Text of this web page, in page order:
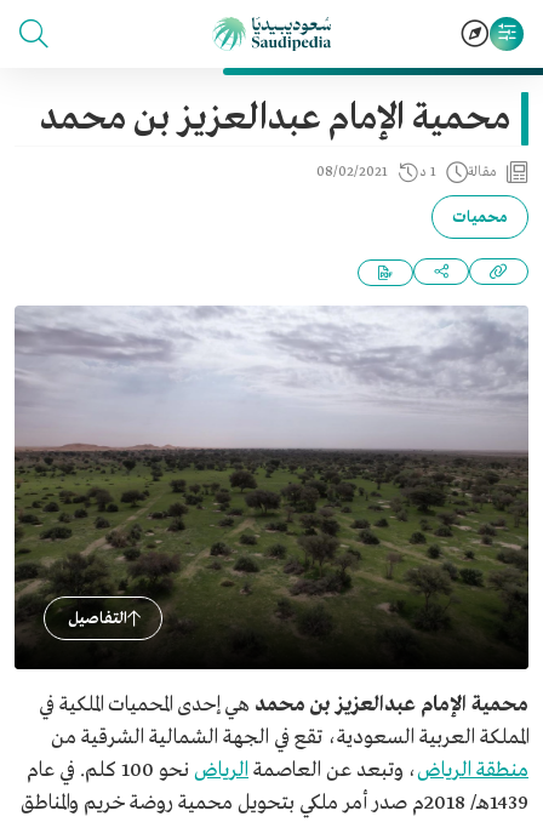
محمية الإمام عبدالعزيز بن محمد
مقالة 1 د 08/02/2021
محميات
التفاصيل
محمية الإمام عبدالعزيز بن محمد هي إحدى المحميات الملكية في
المملكة العربية السعودية، تقع في الجهة الشمالية الشرقية من
منطقة الرياض، وتبعد عن العاصمة الرياض
نحو 100 كلم. في عام
1439هـ/ 2018م صدر أمر ملكي بتحويل محمية روضة خريم والمناطق